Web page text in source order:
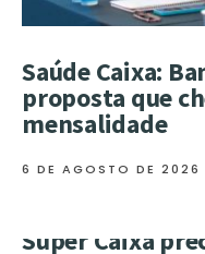
Saúde Caixa:
proposta que
mensalidade
6 DE AGOSTO DE 2026
Super Caixa